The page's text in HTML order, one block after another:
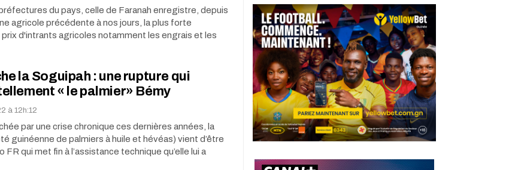
du pays, celle de Faranah enregistre, depuis
agricole précédente à nos jours, la plus forte
d'intrants agricoles notamment les engrais et les
la Soguipah : une rupture qui
« le palmier» Bémy
à 12h:12
par une crise chronique ces dernières années, la
guinéenne de palmiers à huile et hévéas) vient d’être
FR qui met fin à l’assistance technique qu’elle lui a